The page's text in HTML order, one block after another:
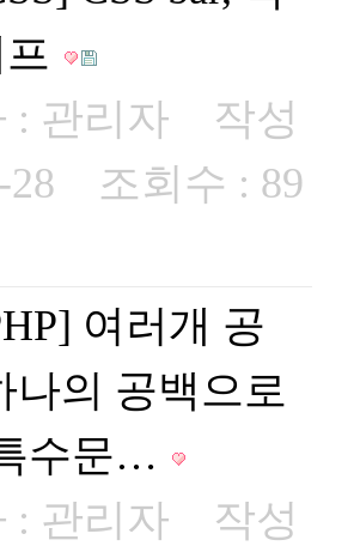
: 관리자 작성
28 조회수 : 89
여러개 공
나의 공백으로
수문…
: 관리자 작성